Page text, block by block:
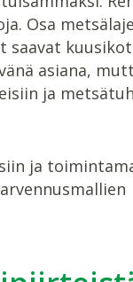
Osa
asiana,
ja
ja